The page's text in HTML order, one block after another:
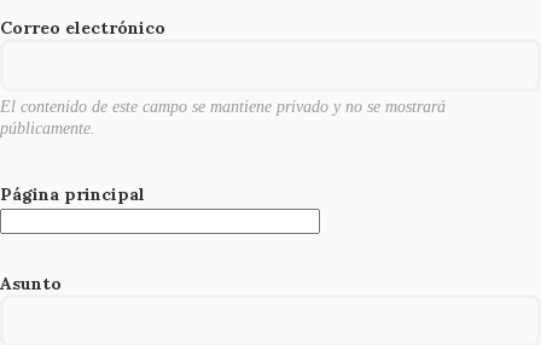
o
Correo electrónico
El contenido de este campo se mantiene privado y no se mostrará
públicamente.
Página principal
Asunto